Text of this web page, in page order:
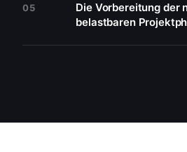
05
Die Vorbereitung der
belastbaren